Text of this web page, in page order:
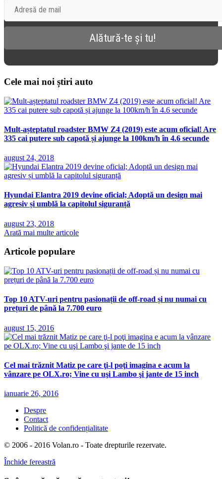
Cele mai noi știri auto
Mult-așteptatul roadster BMW Z4 (2019) este acum oficial! Are
335 cai putere sub capotă și ajunge la 100km/h în 4.6 secunde
august 24, 2018
Hyundai Elantra 2019 devine oficial; Adoptă un design mai
agresiv și umblă la capitolul siguranță
august 23, 2018
Arată mai multe articole
Articole populare
Top 10 ATV-uri pentru pasionații de off-road și nu numai cu
prețuri de până la 7.700 euro
august 15, 2016
Cel mai trăznit Matiz pe care ţi-l poţi imagina e acum la
vânzare pe OLX.ro; Vine cu uşi Lambo şi jante de 15 inch
ianuarie 26, 2016
Despre
Contact
Politică de confidențialitate
© 2006 - 2016 Volan.ro - Toate drepturile rezervate.
Închide fereastră